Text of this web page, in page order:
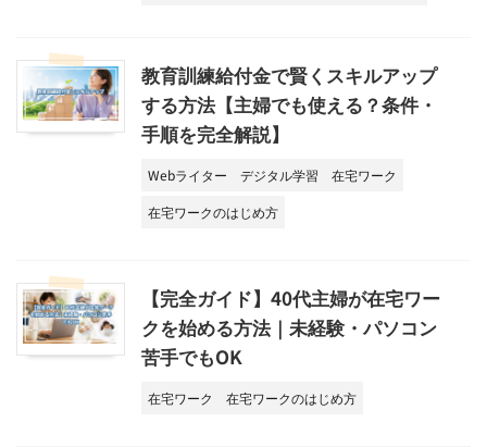
教育訓練給付金で賢くスキルアップ
する方法【主婦でも使える？条件・
手順を完全解説】
Webライター デジタル学習
在宅ワーク
在宅ワークのはじめ方
【完全ガイド】40代主婦が在宅ワー
クを始める方法｜未経験・パソコン
苦手でもOK
在宅ワーク 在宅ワークのはじめ方